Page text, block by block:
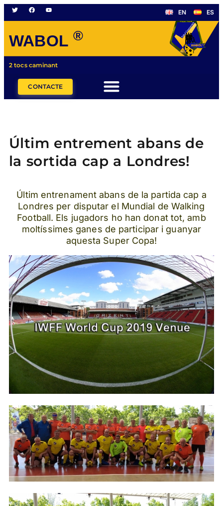
EN ES
WABOL ®
2 tocs caminant
CONTACTE
Últim entrement abans de
la sortida cap a Londres!
Últim entrenament abans de la partida cap a
Londres per disputar el Mundial de Walking
Football. Els jugadors ho han donat tot, amb
moltíssimes ganes de participar i guanyar
aquesta Super Copa!